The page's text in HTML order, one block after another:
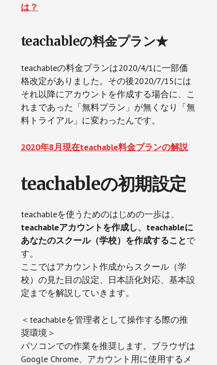
は？
teachableの料金プラン★
teachableの料金プランは2020/4/1に一部価
格改定がありました。その後2020/7/15には
それ以降にアカウントを作成する場合に、こ
れまであった「無料プラン」が無くなり「無
料トライアル」に変わったんです。
2020年8月現在teachable料金プランの解説
teachableの初期設定
teachableを使うためのはじめの一歩は、
teachableアカウントを作成し、teachableに
あなたのスクール（学校）を作成することで
す。
ここではアカウント作成からスクール（学
校）の見た目の設定、日本語化対応、基本設
定までを解説していきます。
＜teachableを管理者として操作する際の推
奨環境＞
パソコンでの作業を推奨します。ブラウザは
Google Chrome、アカウント用に使用するメ